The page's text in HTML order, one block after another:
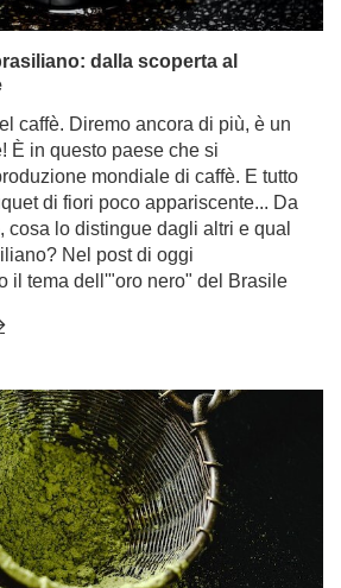
dalla scoperta al
caffè. Diremo ancora di più, è un
È in questo paese che si
mondiale di caffè. E tutto
di fiori poco appariscente... Da
cosa lo distingue dagli altri e qual
Nel post di oggi
il tema dell'"oro nero" del Brasile